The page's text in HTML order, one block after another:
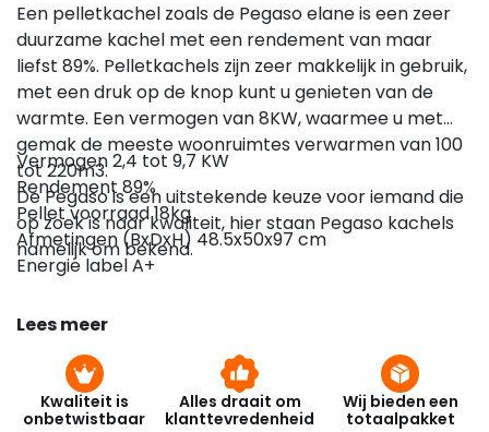
Een pelletkachel zoals de Pegaso elane is een zeer
duurzame kachel met een rendement van maar
liefst 89%. Pelletkachels zijn zeer makkelijk in gebruik,
met een druk op de knop kunt u genieten van de
warmte. Een vermogen van 8KW, waarmee u met
gemak de meeste woonruimtes verwarmen van 100
tot 220m3.
De Pegaso is een uitstekende keuze voor iemand die
op zoek is naar kwaliteit, hier staan Pegaso kachels
namelijk om bekend.
Vermogen 2,4 tot 9,7 KW
Rendement 89%
Pellet voorraad 18kg
Afmetingen (BxDxH) 48.5x50x97 cm
Energie label A+
Lees meer
Kwaliteit is
onbetwistbaar
Alles draait om
klanttevredenheid
Wij bieden een
totaalpakket